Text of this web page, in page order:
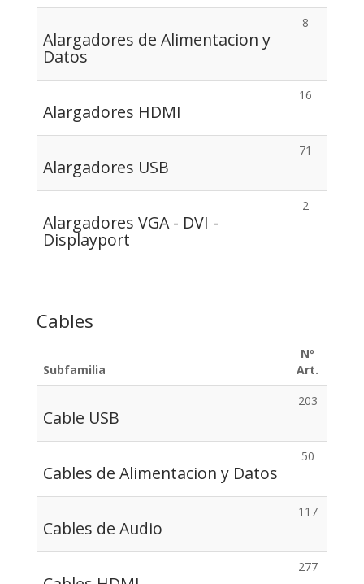
Alargadores de Alimentacion y
Datos
8
Alargadores HDMI
16
Alargadores USB
71
Alargadores VGA - DVI -
Displayport
2
Cables
Subfamilia
Nº
Art.
Cable USB
203
Cables de Alimentacion y Datos
50
Cables de Audio
117
277